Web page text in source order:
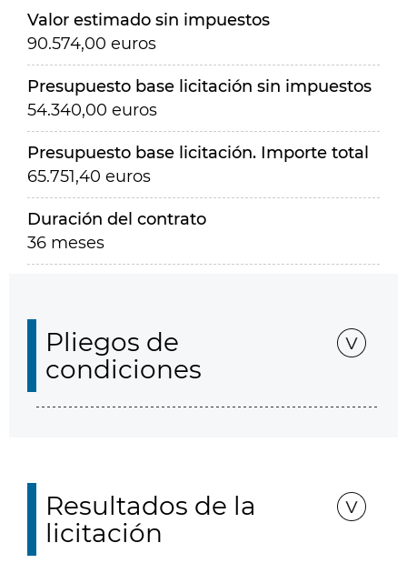
Valor estimado sin impuestos
90.574,00 euros
Presupuesto base licitación sin impuestos
54.340,00 euros
Presupuesto base licitación. Importe total
65.751,40 euros
Duración del contrato
36 meses
Pliegos de
condiciones
Resultados de la
licitación